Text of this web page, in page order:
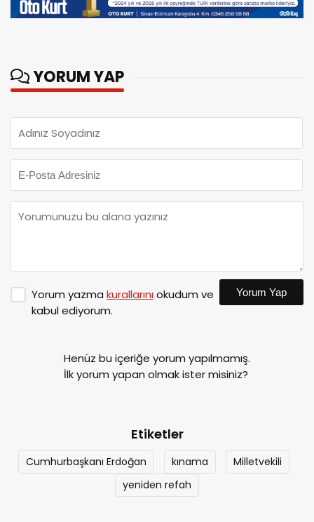
YORUM YAP
Yorum yazma kurallarınıokudum ve
kabul ediyorum.
Yorum Yap
Henüz bu içeriğe yorum yapılmamış.
İlk yorum yapan olmak ister misiniz?
Etiketler
Cumhurbaşkanı Erdoğan kınama
Milletvekili
yeniden refah